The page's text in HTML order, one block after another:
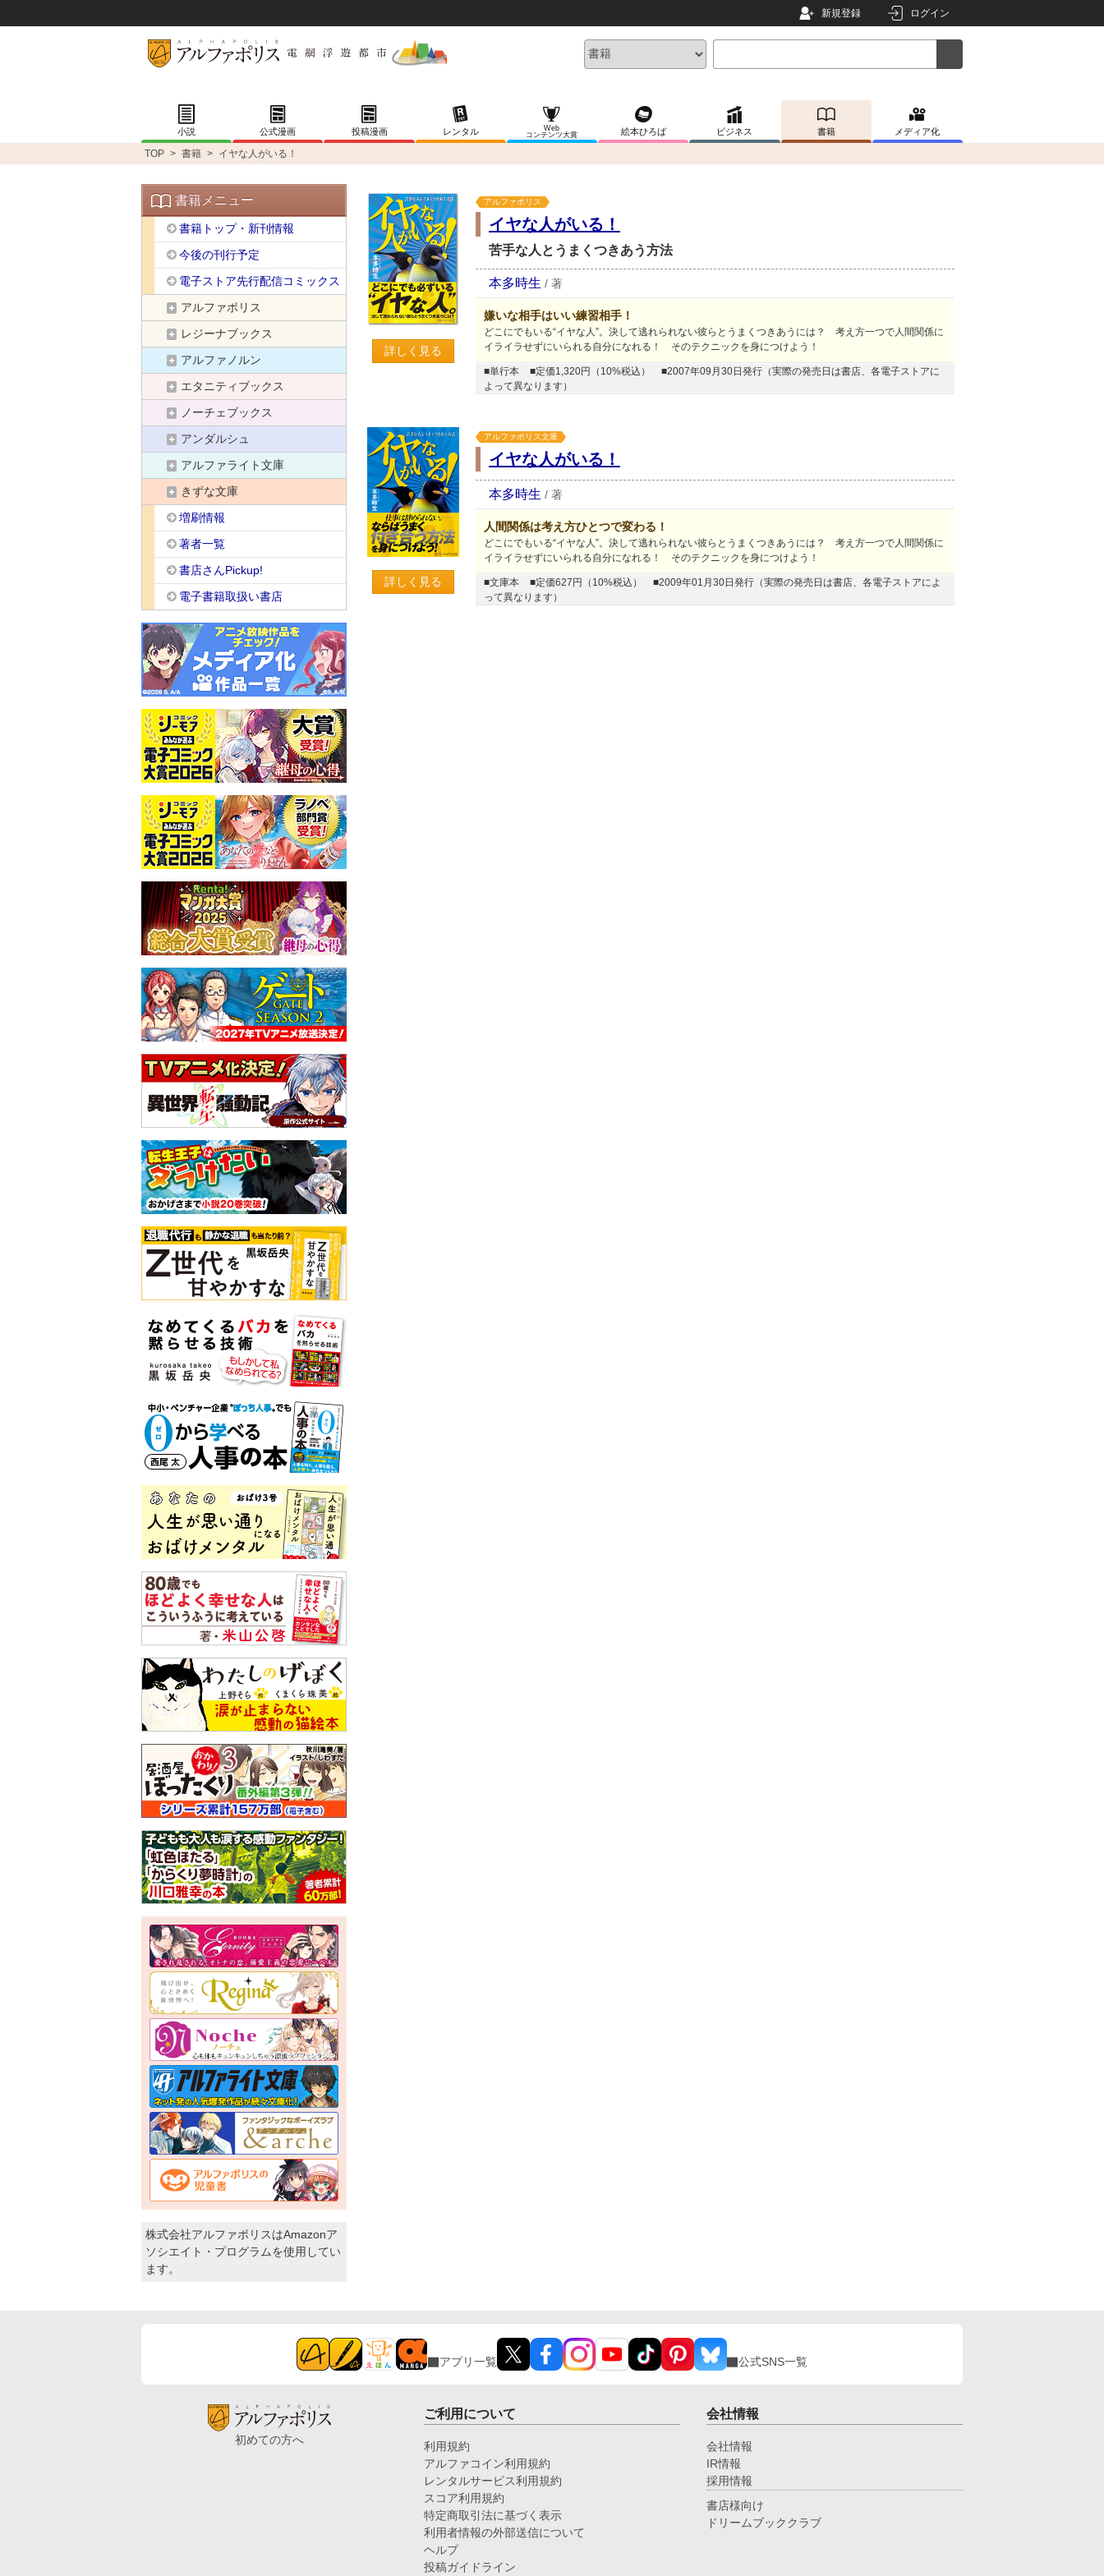
新規登録 ログイン
小説 公式漫画 投稿漫画 レンタル
Web
コンテンツ大賞
絵本ひろば ビジネス 書籍 メディア化
TOP > 書籍 > イヤな人がいる！
詳しく見る
アルファポリス
イヤな人がいる！
苦手な人とうまくつきあう方法
本多時生 / 著
嫌いな相手はいい練習相手！
どこにでもいる“イヤな人”。決して逃れられない彼らとうまくつきあうには？ 考え方一つで人間関係に
イライラせずにいられる自分になれる！ そのテクニックを身につけよう！
■単行本 ■定価1,320円（10%税込）
■2007年09月30日発行（実際の発売日は書店、各電子ストアに
よって異なります）
詳しく見る
アルファポリス文庫
イヤな人がいる！
本多時生 / 著
人間関係は考え方ひとつで変わる！
どこにでもいる“イヤな人”。決して逃れられない彼らとうまくつきあうには？ 考え方一つで人間関係に
イライラせずにいられる自分になれる！ そのテクニックを身につけよう！
■文庫本 ■定価627円（10%税込）
■2009年01月30日発行（実際の発売日は書店、各電子ストアによ
って異なります）
書籍メニュー
書籍トップ・新刊情報
今後の刊行予定
電子ストア先行配信コミックス
アルファポリス
レジーナブックス
アルファノルン
エタニティブックス
ノーチェブックス
アンダルシュ
アルファライト文庫
きずな文庫
増刷情報
著者一覧
書店さんPickup!
電子書籍取扱い書店
株式会社アルファポリスはAmazonア
ソシエイト・プログラムを使用してい
ます。
アプリ一覧 公式SNS一覧
初めての方へ
ご利用について
利用規約
アルファコイン利用規約
レンタルサービス利用規約
スコア利用規約
特定商取引法に基づく表示
利用者情報の外部送信について
ヘルプ
投稿ガイドライン
会社情報
会社情報
IR情報
採用情報
書店様向け
ドリームブッククラブ